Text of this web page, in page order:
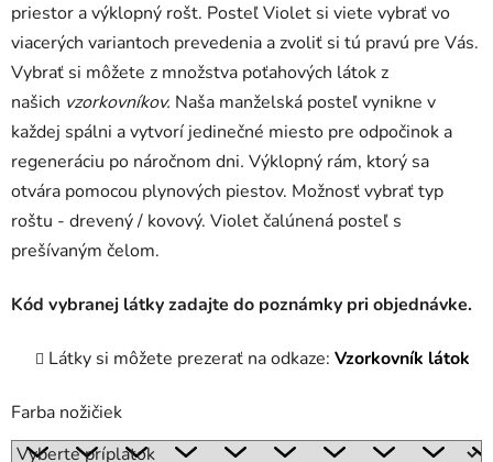
priestor a výklopný rošt. Posteľ Violet si viete vybrať vo
viacerých variantoch prevedenia a zvoliť si tú pravú pre Vás.
Vybrať si môžete z množstva poťahových látok z
našich vzorkovníkov. Naša manželská posteľ vynikne v
každej spálni a vytvorí jedinečné miesto pre odpočinok a
regeneráciu po náročnom dni. Výklopný rám, ktorý sa
otvára pomocou plynových piestov. Možnosť vybrať typ
roštu - drevený / kovový. Violet čalúnená posteľ s
prešívaným čelom.
Kód vybranej látky zadajte do poznámky pri objednávke.
Látky si môžete prezerať na odkaze: Vzorkovník látok
Farba nožičiek